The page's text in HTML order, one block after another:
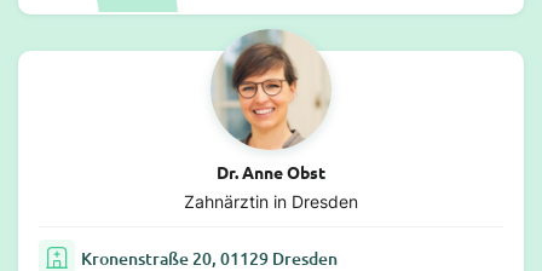
Dr. Anne Obst
Zahnärztin in Dresden
Kronenstraße 20, 01129 Dresden